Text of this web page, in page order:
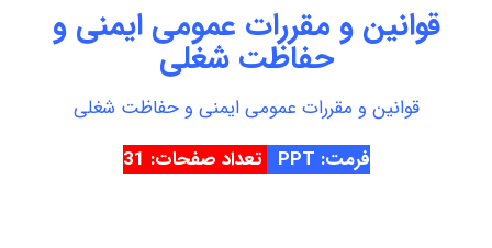
قوانین و مقررات عمومی ایمنی و
حفاظت شغلی
قوانین و مقررات عمومی ایمنی و حفاظت شغلی
فرمت: PPT
تعداد صفحات: 31